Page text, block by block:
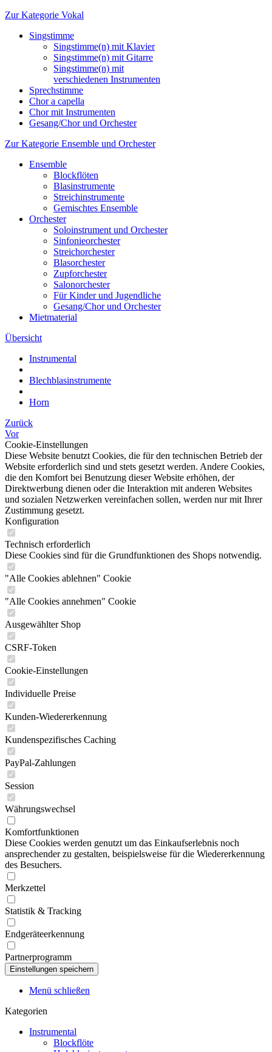
Zur Kategorie Vokal
Singstimme
Singstimme(n) mit Klavier
Singstimme(n) mit Gitarre
Singstimme(n) mit
verschiedenen Instrumenten
Sprechstimme
Chor a capella
Chor mit Instrumenten
Gesang/Chor und Orchester
Zur Kategorie Ensemble und Orchester
Ensemble
Blockflöten
Blasinstrumente
Streichinstrumente
Gemischtes Ensemble
Orchester
Soloinstrument und Orchester
Sinfonieorchester
Streichorchester
Blasorchester
Zupforchester
Salonorchester
Für Kinder und Jugendliche
Gesang/Chor und Orchester
Mietmaterial
Übersicht
Instrumental
Blechblasinstrumente
Horn
Zurück
Vor
Cookie-Einstellungen
Diese Website benutzt Cookies, die für den technischen Betrieb der
Website erforderlich sind und stets gesetzt werden. Andere Cookies,
die den Komfort bei Benutzung dieser Website erhöhen, der
Direktwerbung dienen oder die Interaktion mit anderen Websites
und sozialen Netzwerken vereinfachen sollen, werden nur mit Ihrer
Zustimmung gesetzt.
Konfiguration
Technisch erforderlich
Diese Cookies sind für die Grundfunktionen des Shops notwendig.
"Alle Cookies ablehnen" Cookie
"Alle Cookies annehmen" Cookie
Ausgewählter Shop
CSRF-Token
Cookie-Einstellungen
Individuelle Preise
Kunden-Wiedererkennung
Kundenspezifisches Caching
PayPal-Zahlungen
Session
Währungswechsel
Komfortfunktionen
Diese Cookies werden genutzt um das Einkaufserlebnis noch
ansprechender zu gestalten, beispielsweise für die Wiedererkennung
des Besuchers.
Merkzettel
Statistik & Tracking
Endgeräteerkennung
Partnerprogramm
Menü schließen
Kategorien
Instrumental
Blockflöte